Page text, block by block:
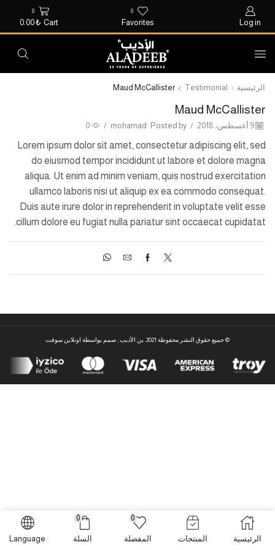
Log in
0
Favorites
0
Cart
0.00₺
الرئيسية Testimonial
Maud McCallister
Maud McCallister
/
Posted by
mohamad
/
0
Lorem ipsum dolor sit amet, consectetur adipiscing elit, sed
do eiusmod tempor incididunt ut labore et dolore magna
aliqua. Ut enim ad minim veniam, quis nostrud exercitation
ullamco laboris nisi ut aliquip ex ea commodo consequat.
Duis aute irure dolor in reprehenderit in voluptate velit esse
cillum dolore eu fugiat nulla pariatur sint occaecat cupidatat.
© جميع حقوق النشر محفوظة 2021 .بن الأديب , صمم بواسطة اونلاين سوفت
الرئيسية المنتجات
0
المفضلة
0
السلة Language